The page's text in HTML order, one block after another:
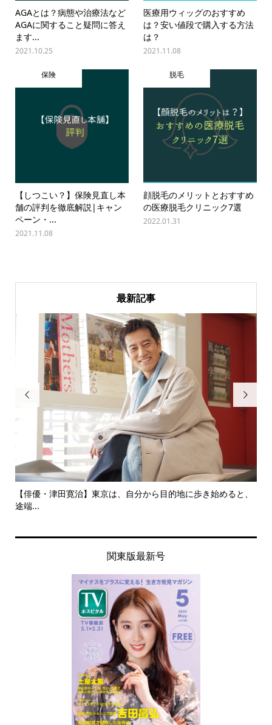
AGAとは？病態や治療法など
AGAに関すること疑問に答え
ます...
2021.10.25
医療用ウィッグのおすすめ
は？安い値段で購入する方法
は？
2021.11.08
保険
【しつこい？】保険見直し本
舗の評判を徹底解説|キャン
ペーン・...
2021.11.08
脱毛
顔脱毛のメリットとおすすめ
の医療脱毛クリニック7選
2022.01.31
最新記事

【俳優・津田寛治】東京は、自分から目的地に歩き始めると、
途端...

関東版最新号